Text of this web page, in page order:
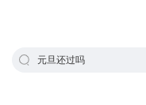
元旦还过吗